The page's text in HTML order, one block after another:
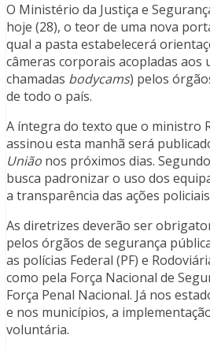
O Ministério da Justiça e
hoje (28), o teor de uma nova
qual a pasta estabelecerá
câmeras corporais acopladas aos
chamadas bodycams) pelos
de todo o país.
A íntegra do texto que o ministro
assinou esta manhã será
União nos próximos dias.
busca padronizar o uso dos
a transparência das ações
As diretrizes deverão ser
pelos órgãos de segurança
as polícias Federal (PF) e
como pela Força Nacional de
Força Penal Nacional. Já nos
e nos municípios, a
voluntária.